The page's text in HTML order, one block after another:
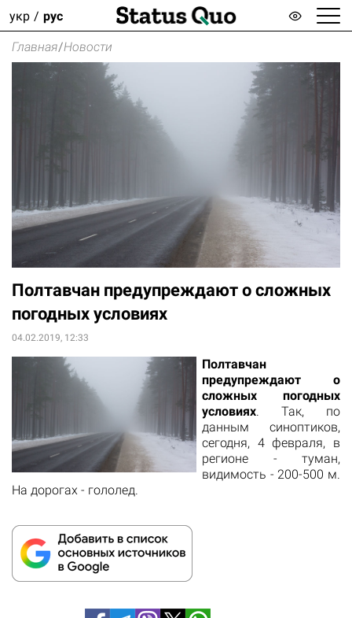
укр рус
Главная/Новости
Полтавчан предупреждают о сложных
погодных условиях
04.02.2019, 12:33
Полтавчан
предупреждают о
сложных погодных
условиях. Так, по
данным синоптиков,
сегодня, 4 февраля, в
регионе - туман,
видимость - 200-500 м.
На дорогах - гололед.